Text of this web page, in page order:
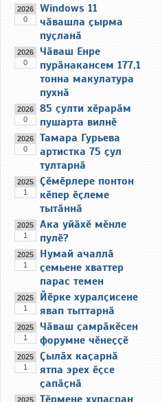
2026
0
Windows 11
чӑвашла ҫырма
пуҫланӑ
2026
0
Чӑваш Енре
пурӑнакансем 177,1
тонна макулатура
пухнӑ
2026
0
85 ҫулти хӗрарӑм
пушарта вилнӗ
2026
0
Тамара Гурьева
артистка 75 ҫул
тултарнӑ
2025
1
Ҫӗмӗрлере понтон
кӗпер ӗҫлеме
тытӑннӑ
2025
1
Ака уйӑхӗ мӗнле
пулӗ?
2025
1
Нумай ачаллӑ
ҫемьене хваттер
парас темен
2025
1
Йӗрке хуралҫисене
явап тыттарнӑ
2025
1
Чӑваш ҫамрӑкӗсен
форумне чӗнеҫҫӗ
2025
1
Ҫылӑх каҫарнӑ
ятпа эрех ӗҫсе
ҫапӑҫнӑ
2025
Тӗрмене хупасран